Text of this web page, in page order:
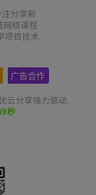
分享新
网络课程
项目技术
广告合作
云分享强力驱动.
秒